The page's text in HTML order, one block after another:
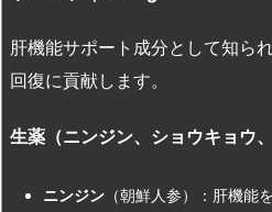
肝機能サポート成分として知ら
回復に貢献します。
生薬（ニンジン、ショウキョウ
ニンジン （朝鮮人参）：肝機能